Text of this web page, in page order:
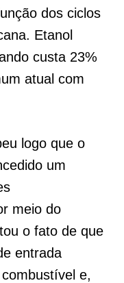
dos ciclos
Etanol
custa 23%
atual com
logo que o
um
meio do
o fato de que
entrada
e,